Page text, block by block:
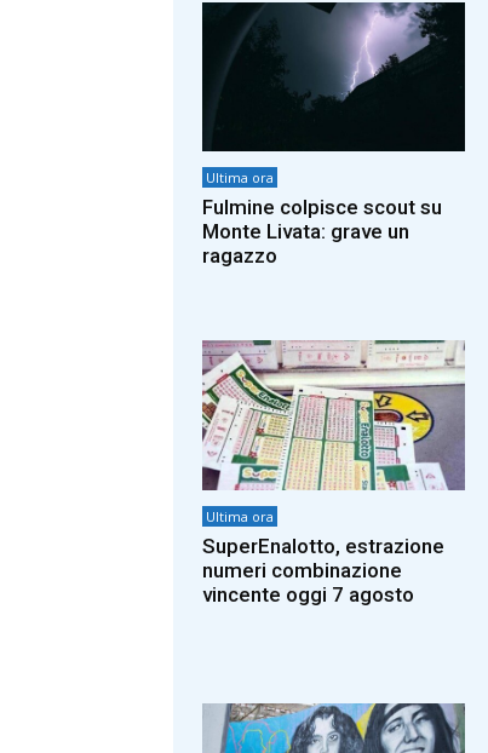
Ultima ora
Fulmine colpisce scout su
Monte Livata: grave un
ragazzo
Ultima ora
SuperEnalotto, estrazione
numeri combinazione
vincente oggi 7 agosto